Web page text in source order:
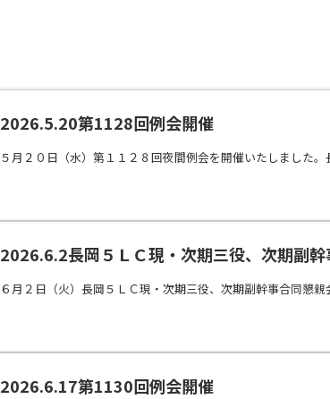
2026.5.20第1128回例会開催
５月２０日（水）第１１２８回夜間例会を開催いたしました
2026.6.2長岡５ＬＣ現・次期三役、次期副
６月２日（火）長岡５ＬＣ現・次期三役、次期副幹事合同懇
2026.6.17第1130回例会開催